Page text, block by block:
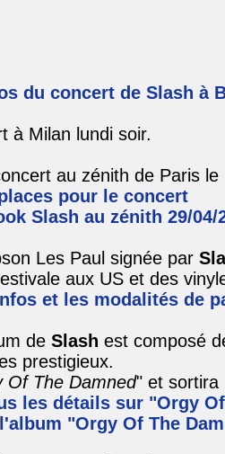
du concert de Slash à
à Milan lundi soir.
au zénith de Paris le
pour le concert
Slash au zénith 29/04/
Les Paul signée par
aux US et des
et les modalités de
de Slash est composé
prestigieux.
Of The Damned" et sortira
les détails sur "Orgy
"Orgy Of The